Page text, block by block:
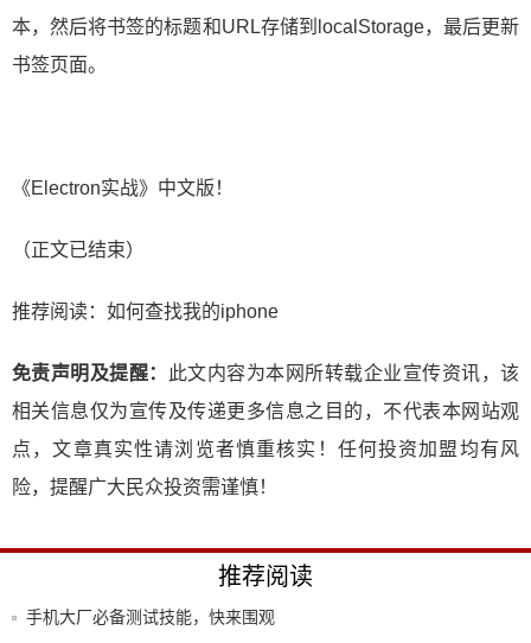
本，然后将书签的标题和URL存储到localStorage，最后更新
书签页面。
《Electron实战》中文版！
（正文已结束）
推荐阅读： 如何查找我的iphone
免责声明及提醒：
此文内容为本网所转载企业宣传资讯，该
相关信息仅为宣传及传递更多信息之目的，不代表本网站观
点，文章真实性请浏览者慎重核实！任何投资加盟均有风
险，提醒广大民众投资需谨慎！
推荐阅读
手机大厂必备测试技能，快来围观